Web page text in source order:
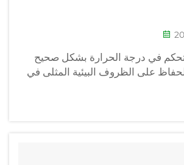
في درجة الحرارة بشكل صحيح
للحفاظ على الظروف البيئية المثلى في
والإعدادات المخبرية والمنشآت
التحكم في درجة الحرارة المهيأة
في درجة الحرارة...